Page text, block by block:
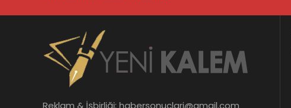
Reklam & İşbirliği: habersonuclari@gmail.com